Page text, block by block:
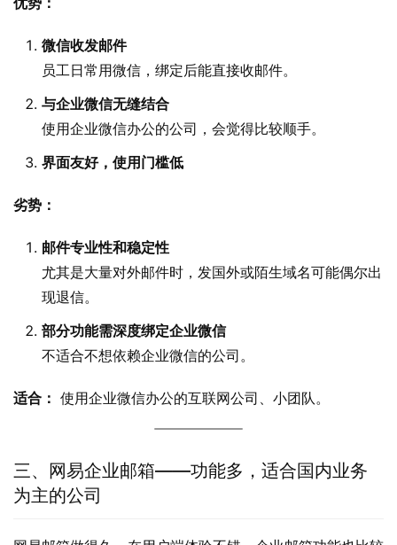
微信收发邮件
员工日常用微信，绑定后能直接收邮件。
与企业微信无缝结合
使用企业微信办公的公司，会觉得比较顺手。
界面友好，使用门槛低
劣势：
邮件专业性和稳定性
尤其是大量对外邮件时，发国外或陌生域名可能偶尔出
现退信。
部分功能需深度绑定企业微信
不适合不想依赖企业微信的公司。
适合： 使用企业微信办公的互联网公司、小团队。
三、网易企业邮箱——功能多，适合国内业务
为主的公司